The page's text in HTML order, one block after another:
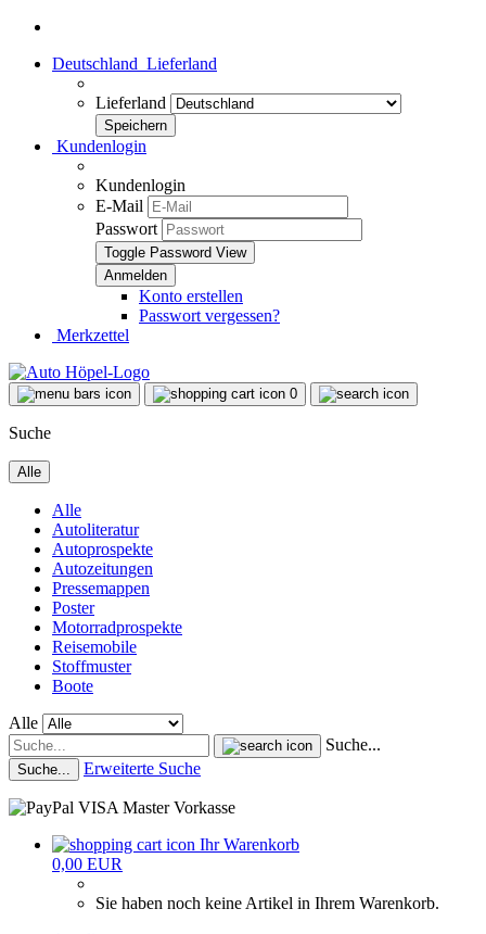
Deutschland Lieferland
Lieferland
Kundenlogin
Kundenlogin
E-Mail
Passwort
Toggle Password View
Konto erstellen
Passwort vergessen?
Merkzettel
0
Suche
Alle
Alle
Autoliteratur
Autoprospekte
Autozeitungen
Pressemappen
Poster
Motorradprospekte
Reisemobile
Stoffmuster
Boote
Alle
Suche...
Suche... Erweiterte Suche
Ihr Warenkorb
0,00 EUR
Sie haben noch keine Artikel in Ihrem Warenkorb.